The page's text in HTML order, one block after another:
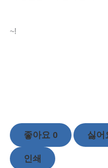
감사합
~!
좋아요 0 싫어
인쇄